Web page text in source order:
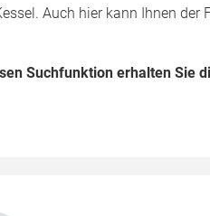
Auch hier kann Ihnen der
Suchfunktion erhalten Sie